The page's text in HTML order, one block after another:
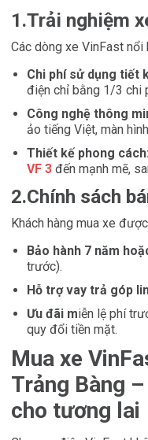
1.Trải nghiệm
Các dòng xe VinFast nổi
Chi phí sử dụng tiết
điện chỉ bằng 1/3 chi
Công nghệ thông
ảo tiếng Việt, màn
Thiết kế phong cách:
VF 3 đến mạnh mẽ,
2.Chính sách
Khách hàng mua xe
Bảo hành 7 năm
trước).
Hỗ trợ vay trả góp
Ưu đãi miễn lệ phí
quy đổi tiền mặt.
Mua xe
Trảng Bàng
cho tương lai